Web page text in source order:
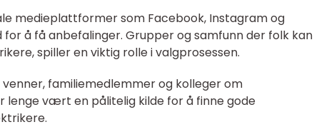
medieplattformer som Facebook, Instagram og
å få anbefalinger. Grupper og samfunn der folk kan
spiller en viktig rolle i valgprosessen.
familiemedlemmer og kolleger om
lenge vært en pålitelig kilde for å finne gode